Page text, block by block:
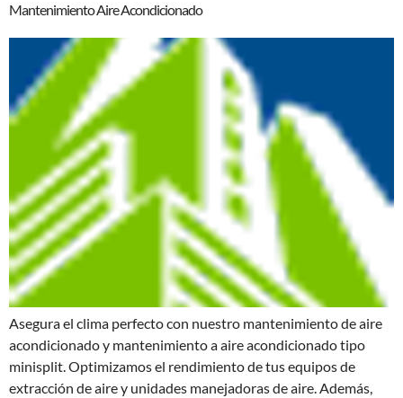
Mantenimiento Aire Acondicionado
Asegura el clima perfecto con nuestro mantenimiento de aire
acondicionado y mantenimiento a aire acondicionado tipo
minisplit. Optimizamos el rendimiento de tus equipos de
extracción de aire y unidades manejadoras de aire. Además,